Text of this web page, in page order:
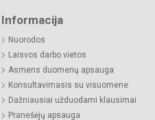
Informacija
Nuorodos
Laisvos darbo vietos
Asmens duomenų apsauga
Konsultavimasis su visuomene
Dažniausiai užduodami klausimai
Pranešėjų apsauga